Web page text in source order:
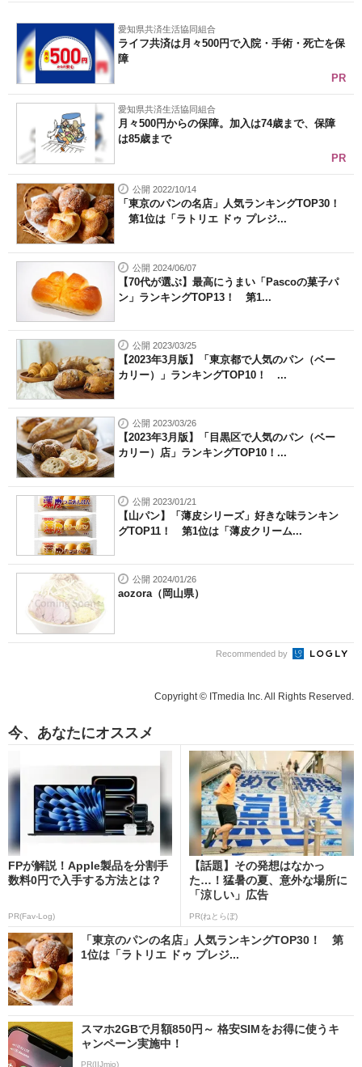
愛知県共済生活協同組合
ライフ共済は月々500円で入院・手術・死亡を保
障
PR
愛知県共済生活協同組合
月々500円からの保障。加入は74歳まで、保障
は85歳まで
PR
公開 2022/10/14
「東京のパンの名店」人気ランキングTOP30！
第1位は「ラトリエ ドゥ プレジ...
公開 2024/06/07
【70代が選ぶ】最高にうまい「Pascoの菓子パ
ン」ランキングTOP13！ 第1...
公開 2023/03/25
【2023年3月版】「東京都で人気のパン（ベー
カリー）」ランキングTOP10！ ...
公開 2023/03/26
【2023年3月版】「目黒区で人気のパン（ベー
カリー）店」ランキングTOP10！...
公開 2023/01/21
【山パン】「薄皮シリーズ」好きな味ランキン
グTOP11！ 第1位は「薄皮クリーム...
公開 2024/01/26
aozora（岡山県）
Recommended by
Copyright © ITmedia Inc. All Rights Reserved.
今、あなたにオススメ
FPが解説！Apple製品を分割手
数料0円で入手する方法とは？
PR(Fav-Log)
【話題】その発想はなかっ
た…！猛暑の夏、意外な場所に
「涼しい」広告
PR(ねとらぼ)
「東京のパンの名店」人気ランキングTOP30！ 第
1位は「ラトリエ ドゥ プレジ...
スマホ2GBで月額850円～ 格安SIMをお得に使うキ
ャンペーン実施中！
PR(IIJmio)